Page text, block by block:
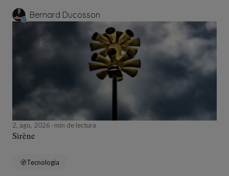
Bernard Ducosson
2, ago, 2026 min de lectura
Sirène
Tecnología